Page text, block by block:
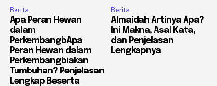
Berita
Apa Peran Hewan
dalam
PerkembangbApa
Peran Hewan dalam
Perkembangbiakan
Tumbuhan? Penjelasan
Lengkap Beserta
Berita
Almaidah Artinya Apa?
Ini Makna, Asal Kata,
dan Penjelasan
Lengkapnya